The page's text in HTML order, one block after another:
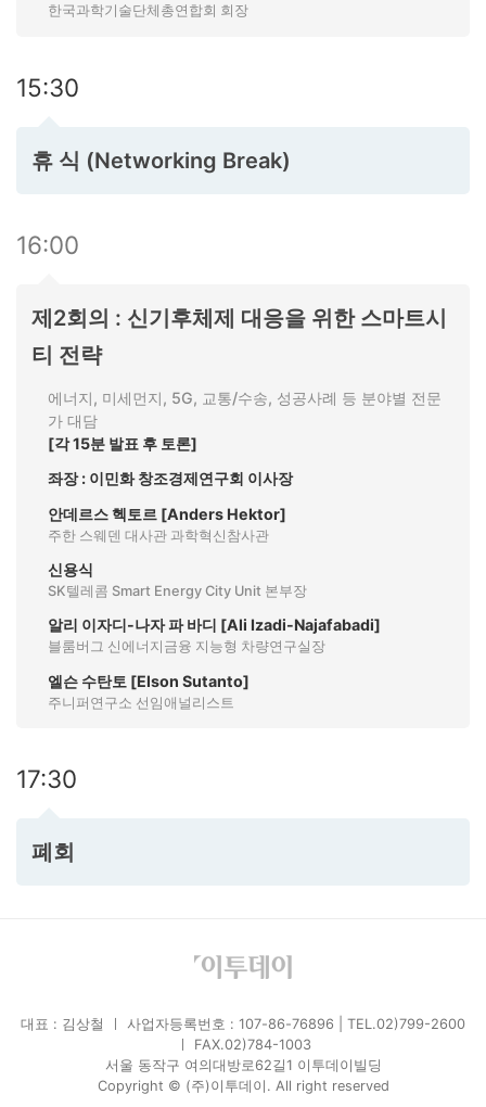
한국과학기술단체총연합회 회장
15:30
휴 식 (Networking Break)
16:00
제2회의 : 신기후체제 대응을 위한 스마트시
티 전략
에너지, 미세먼지, 5G, 교통/수송, 성공사례 등 분야별 전문
가 대담
[각 15분 발표 후 토론]
좌장 : 이민화 창조경제연구회 이사장
안데르스 헥토르 [Anders Hektor]
주한 스웨덴 대사관 과학혁신참사관
신용식
SK텔레콤 Smart Energy City Unit 본부장
알리 이자디-나자 파 바디 [Ali Izadi-Najafabadi]
블룸버그 신에너지금융 지능형 차량연구실장
엘슨 수탄토 [Elson Sutanto]
주니퍼연구소 선임애널리스트
17:30
폐회
대표 : 김상철 ㅣ 사업자등록번호 : 107-86-76896 | TEL.02)799-2600
ㅣ FAX.02)784-1003
서울 동작구 여의대방로62길1 이투데이빌딩
Copyright © (주)이투데이. All right reserved